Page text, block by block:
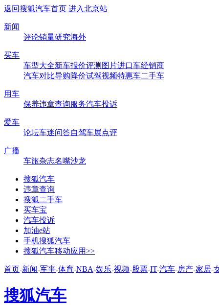
返回搜狐汽车首页 进入北京站
新闻
评论销量研究海外
买车
车型大全新车报价评测 图片进口车经销商
汽车对比导购降价试驾视频特惠车二手车
用车
保养违章查询服务汽车投诉
爱车
论坛车迷问答自驾车展点评
广播
车旅杂志名嘴沙龙
搜狐汽车
违章查询
搜狐二手车
买车宝
汽车投诉
加油e站
手机搜狐汽车
搜狐汽车移动应用>>
首页-新闻-军事-体育-NBA-娱乐-视频-股票-IT-汽车-房产-家居-
搜狐汽车